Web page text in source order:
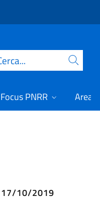
Focus PNRR Area
17/10/2019